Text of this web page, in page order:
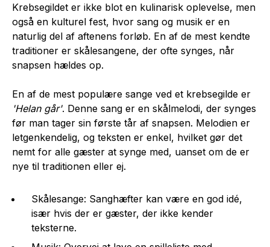
Krebsegildet er ikke blot en kulinarisk oplevelse, men
også en kulturel fest, hvor sang og musik er en
naturlig del af aftenens forløb. En af de mest kendte
traditioner er skålesangene, der ofte synges, når
snapsen hældes op.
En af de mest populære sange ved et krebsegilde er
'Helan går'. Denne sang er en skålmelodi, der synges
før man tager sin første tår af snapsen. Melodien er
letgenkendelig, og teksten er enkel, hvilket gør det
nemt for alle gæster at synge med, uanset om de er
nye til traditionen eller ej.
Skålesange: Sanghæfter kan være en god idé,
især hvis der er gæster, der ikke kender
teksterne.